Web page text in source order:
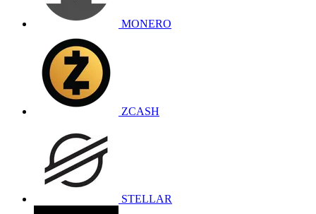
MONERO
ZCASH
STELLAR